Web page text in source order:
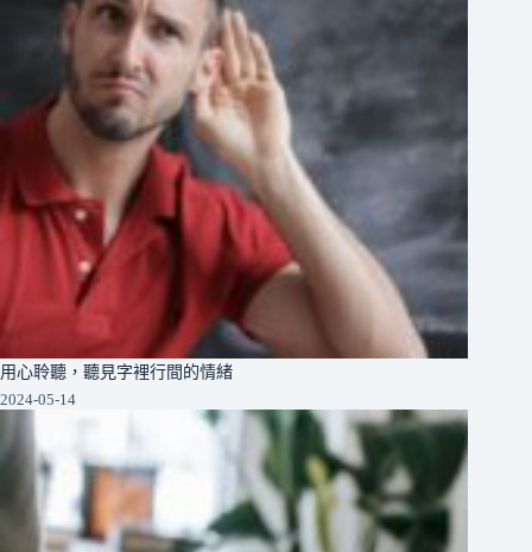
用心聆聽，聽見字裡行間的情緒
2024-05-14